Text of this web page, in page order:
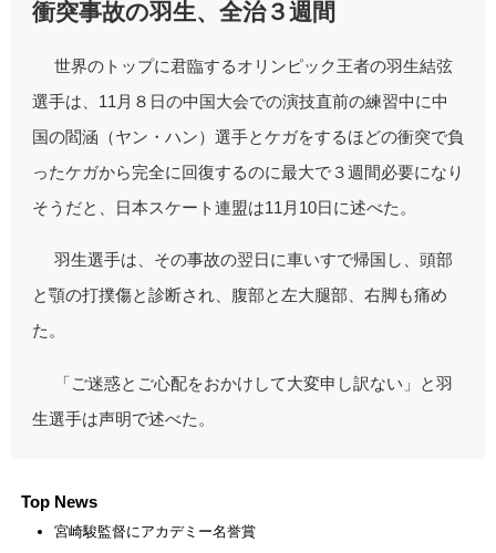
衝突事故の羽生、全治３週間
世界のトップに君臨するオリンピック王者の羽生結弦
選手は、11月８日の中国大会での演技直前の練習中に中
国の閻涵（ヤン・ハン）選手とケガをするほどの衝突で負
ったケガから完全に回復するのに最大で３週間必要になり
そうだと、日本スケート連盟は11月10日に述べた。
羽生選手は、その事故の翌日に車いすで帰国し、頭部
と顎の打撲傷と診断され、腹部と左大腿部、右脚も痛め
た。
「ご迷惑とご心配をおかけして大変申し訳ない」と羽
生選手は声明で述べた。
Top News
宮崎駿監督にアカデミー名誉賞